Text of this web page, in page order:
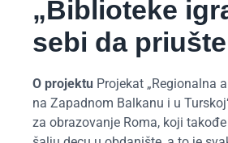
„Biblioteke
sebi da
O projektu Projekat „Regionalna
na Zapadnom Balkanu i u
za obrazovanje Roma, koji